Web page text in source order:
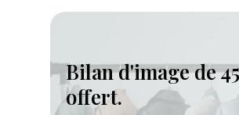
Bilan d'image de
offert.